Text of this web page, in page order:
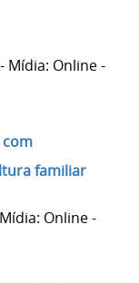
Mídia: Online -
com
familiar
Online -